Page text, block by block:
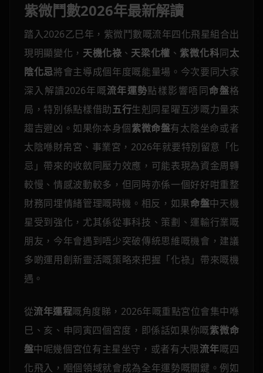
紫微鬥數2026年最新解讀
踏入2026乙巳年，紫微鬥數嘅流年四化飛星組合出
現明顯變化， 天機化祿 、 天梁化權 、 紫微化科同太
陰化忌將會主導成個年度嘅能量場。今次要同大家
深入解讀2026年嘅流年運勢點樣影響唔同命盤格
局，特別係點樣借助五行生剋同星曜互涉嘅力量來
趨吉避凶。如果你本身個紫微命盤有太陰坐命或者
太陰喺財帛宮、事業宮，2026年就要特別留意「化
忌」帶來的收斂同壓力效應，可能表現為資金周轉
較慢、情感波動較多，但同時亦係一個好好咁重整
財務同埋情緒管理嘅時機。相反，如果命盤中天機
星受到強化，尤其係從事科技、策劃、運輸行業嘅
朋友，今年會遇到唔少突破傳統思維嘅機會，建議
多啲運用創新靈活嘅策略來把握「化祿」帶來嘅機
遇。
從流年運程嘅角度睇，2026年嘅重點宮位會集中喺
巳、亥、申同寅四個宮度，即係話如果你嘅紫微命
盤中呢幾個宮位有主星坐守，或者有大限流年嘅四
化飛入，嗰個領域就會成為全年運勢嘅關鍵。例如